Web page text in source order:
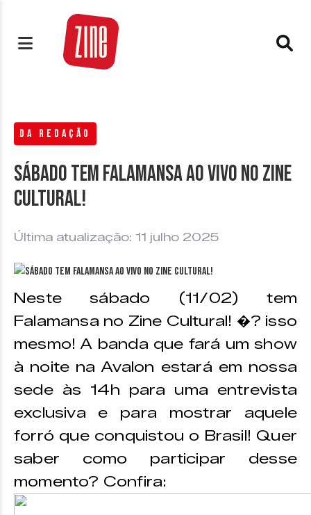
DA REDAÇÃO
Sábado tem Falamansa ao vivo no Zine
Cultural!
Última atualização: 11 julho 2025
Neste sábado (11/02) tem
Falamansa no Zine Cultural! �? isso
mesmo! A banda que fará um show
à noite na Avalon estará em nossa
sede às 14h para uma entrevista
exclusiva e para mostrar aquele
forró que conquistou o Brasil! Quer
saber como participar desse
momento? Confira: